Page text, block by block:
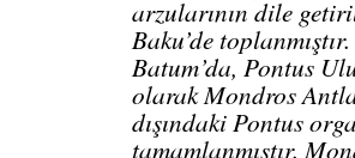
arzularının dile
Baku’de
Batum’da, Pontus
olarak Mondros
dışındaki Pontus
tamamlanmıştır.